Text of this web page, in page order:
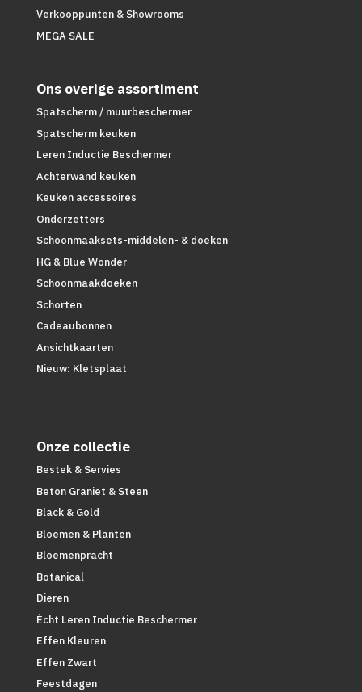
Verkooppunten & Showrooms
MEGA SALE
Ons overige assortiment
Spatscherm / muurbeschermer
Spatscherm keuken
Leren Inductie Beschermer
Achterwand keuken
Keuken accessoires
Onderzetters
Schoonmaaksets-middelen- & doeken
HG & Blue Wonder
Schoonmaakdoeken
Schorten
Cadeaubonnen
Ansichtkaarten
Nieuw: Kletsplaat
Onze collectie
Bestek & Servies
Beton Graniet & Steen
Black & Gold
Bloemen & Planten
Bloemenpracht
Botanical
Dieren
Écht Leren Inductie Beschermer
Effen Kleuren
Effen Zwart
Feestdagen